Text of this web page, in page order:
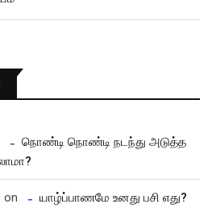
நொண்டி நொண்டி நடந்து அடுத்த
on
யாழ்ப்பாணமே உனது பசி எது?